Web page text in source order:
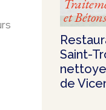
et Bétons
Saint-
de